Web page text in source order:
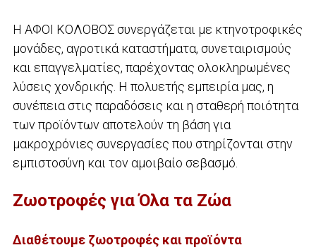
Η ΑΦΟΙ ΚΟΛΟΒΟΣ συνεργάζεται με κτηνοτροφικές
μονάδες, αγροτικά καταστήματα, συνεταιρισμούς
και επαγγελματίες, παρέχοντας ολοκληρωμένες
λύσεις χονδρικής. Η πολυετής εμπειρία μας, η
συνέπεια στις παραδόσεις και η σταθερή ποιότητα
των προϊόντων αποτελούν τη βάση για
μακροχρόνιες συνεργασίες που στηρίζονται στην
εμπιστοσύνη και τον αμοιβαίο σεβασμό.
Ζωοτροφές για Όλα τα Ζώα
Διαθέτουμε ζωοτροφές και προϊόντα